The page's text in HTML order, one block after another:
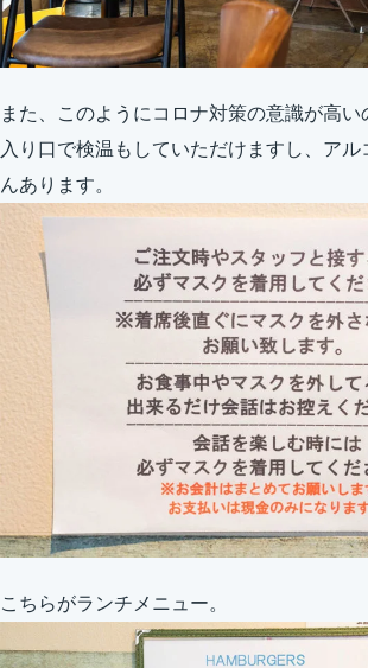
また、このようにコロナ対策の意識が高い
入り口で検温もしていただけますし、アル
んあります。
こちらがランチメニュー。